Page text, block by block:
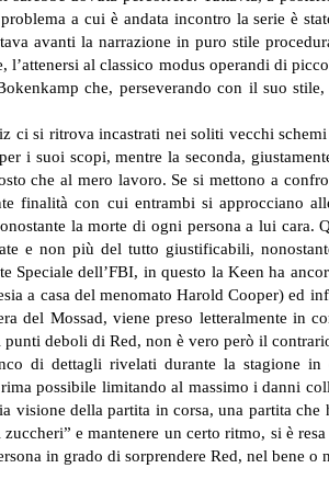
a cui è andata incontro la serie è
avanti la narrazione in puro stile
al classico modus operandi di
che, perseverando con il suo
ci si ritrova incastrati nei soliti vecchi
i suoi scopi, mentre la seconda,
che al mero lavoro. Se si mettono a
finalità con cui entrambi si approcciano
la morte di ogni persona a lui cara.
e non più del tutto giustificabili,
Speciale dell’FBI, in questo la Keen ha
a casa del menomato Harold Cooper) ed
del Mossad, viene preso letteralmente in
deboli di Red, non è vero però il
di dettagli rivelati durante la stagione
possibile limitando al massimo i danni
visione della partita in corsa, una partita
e mantenere un certo ritmo, si è
in grado di sorprendere Red, nel bene o